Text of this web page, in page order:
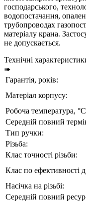
господарського,
водопостачання,
трубопроводах
матеріалу крана.
не допускається.
Технічні
➠
Гарантія, років:
Матеріал корпусу:
Робоча температура,
Середній повний
Тип ручки:
Різьба:
Клас точності різьби:
Клас по ефективності
Насічка на різьбі:
Середній повний